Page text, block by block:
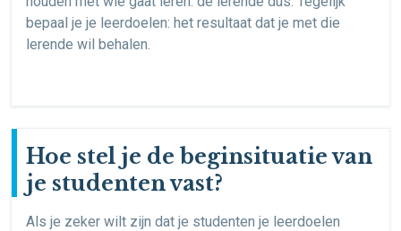
bepaal je je leerdoelen: het resultaat dat je met die
lerende wil behalen.
Hoe stel je de beginsituatie van
je studenten vast?
Als je zeker wilt zijn dat je studenten je leerdoelen